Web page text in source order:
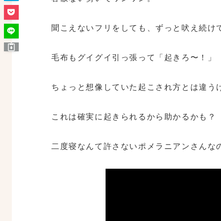
聞こえないフリをしても、ずっと吠え続け
毛布もグイグイ引っ張って「起きろ〜！」
ちょっと想像していた起こされ方とは違う
これは確実に起きられるから助かるかも？
二度寝なんて許さないポメラニアンさんな